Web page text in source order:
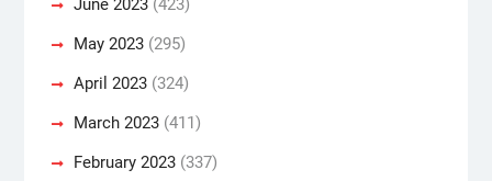
May 2023(295)
April 2023(324)
March 2023(411)
February 2023(337)